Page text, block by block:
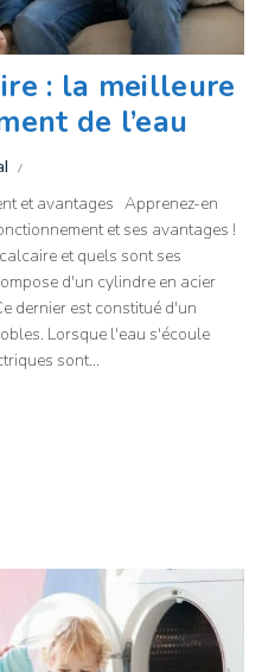
: la meilleure
de l’eau
et avantages Apprenez-en
et ses avantages !
et quels sont ses
d'un cylindre en acier
dernier est constitué d'un
Lorsque l'eau s'écoule
sont...